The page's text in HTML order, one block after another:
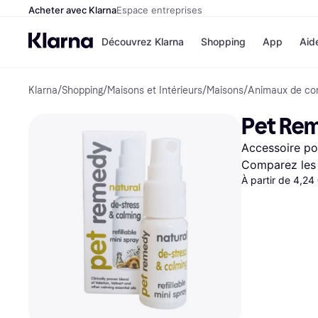
Acheter avec KlarnaEspace entreprises
Découvrez Klarna
Options de
paiement
Payer maintenant
Paiement en 3 fois
Paiement à 30 jours
Klarna sur Apple Pay
Shopping
Magasins
Airbnb
Temu
JD Sports
App
Klarna/Shopping/Maisons et Intérieurs/Maisons/Animaux de
Pet
Accessoire
Comparez
À partir de 4,24